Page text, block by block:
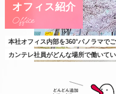
オフィス紹介
Office
本社オフィス内部を360°パノラマでご
カンテレ社員がどんな場所で働いて